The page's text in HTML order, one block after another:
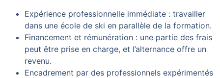
Expérience professionnelle immédiate : travailler
dans une école de ski en parallèle de la formation.
Financement et rémunération : une partie des frais
peut être prise en charge, et l’alternance offre un
revenu.
Encadrement par des professionnels expérimentés